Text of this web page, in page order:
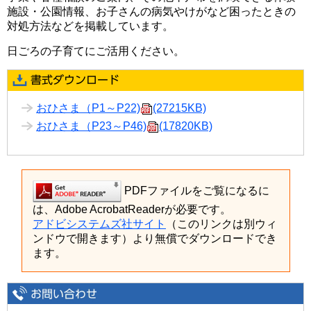
施設・公園情報、お子さんの病気やけがなど困ったときの
対処方法などを掲載しています。
日ごろの子育てにご活用ください。
おひさま（P1～P22)
(27215KB)
おひさま（P23～P46)
(17820KB)
PDFファイルをご覧になるに
は、Adobe AcrobatReaderが必要です。
アドビシステムズ社サイト
（このリンクは別ウィ
ンドウで開きます）より無償でダウンロードでき
ます。